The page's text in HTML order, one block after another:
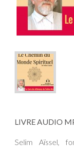
LIVRE AUDIO
Selim Aïssel,